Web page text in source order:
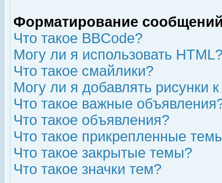
Форматирование
Что такое BBCode?
Могу ли я использовать
Что такое смайлики?
Могу ли я добавлять рисунки
Что такое важные
Что такое объявления?
Что такое прикрепленные
Что такое закрытые темы?
Что такое значки тем?